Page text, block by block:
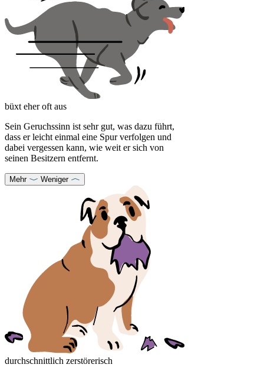
büxt eher oft aus
Sein Geruchssinn ist sehr gut, was dazu führt,
dass er leicht einmal eine Spur verfolgen und
dabei vergessen kann, wie weit er sich von
seinen Besitzern entfernt.
Mehr Weniger
durchschnittlich zerstörerisch